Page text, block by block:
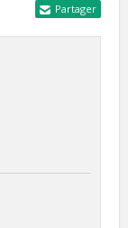
Partager